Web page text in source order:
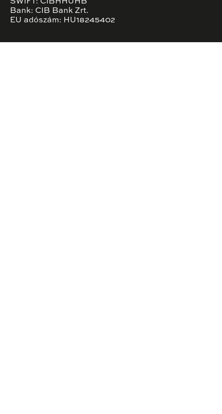
SWIFT: CIBHHUHB
Bank: CIB Bank Zrt.
EU adószám: HU18245402